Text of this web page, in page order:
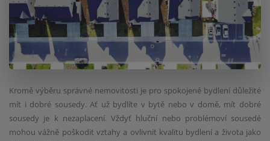
Kromě výběru správné nemovitosti je pro spokojené bydlení důležité
mít i dobré sousedy. Ať už bydlíte v bytě nebo v domě, mít dobré
sousedy je k nezaplacení. Vždyť hluční nebo problémoví sousedé
mohou vážně poškodit vztahy a ovlivnit kvalitu bydlení a života jako